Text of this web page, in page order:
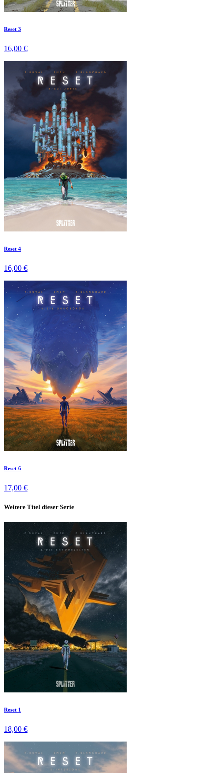
Reset 3
16,00 €
Reset 4
16,00 €
Reset 6
17,00 €
Weitere Titel dieser Serie
Reset 1
18,00 €